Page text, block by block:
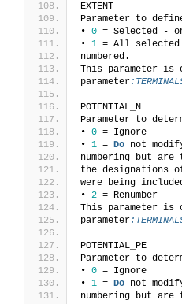
EXTENT
Parameter to
• 0 = Selected -
• 1 = All
numbered.
This parameter is
parameter
POTENTIAL_N
Parameter to
• 0 = Ignore
• 1 = Do not
numbering but
the designations
were being
• 2 = Renumber
This parameter is
parameter
POTENTIAL_PE
Parameter to
• 0 = Ignore
• 1 = Do not
numbering but